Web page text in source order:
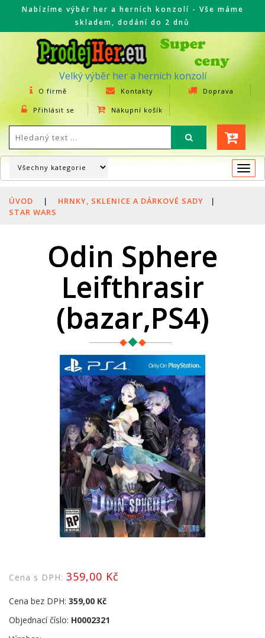
Nabízíme výběr her a herních konzolí - Vše máme
skladem, dodání do 2 dnů
Velký výběr her a herních konzolí
O firmě Kontakty Doprava
Přihlásit se Nákupní košík
ÚVOD | HRNKY, SKLENICE A DÁRKOVÉ SADY
|
STAR WARS
Odin Sphere
Leifthrasir
(bazar,PS4)
Cena s DPH: 359,00 Kč
Cena bez DPH: 359,00 Kč
Objednací číslo: H0002321